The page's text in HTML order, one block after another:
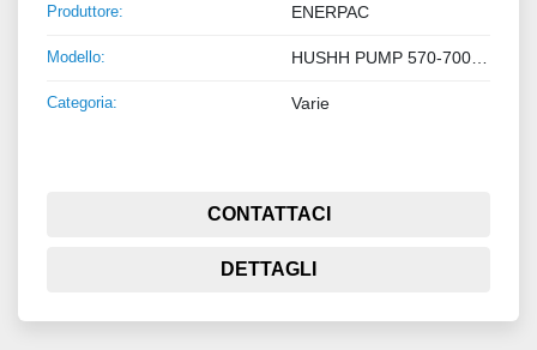
Produttore: ENERPAC
Modello: HUSHH PUMP 570-700 BAR
Categoria: Varie
CONTATTACI
DETTAGLI